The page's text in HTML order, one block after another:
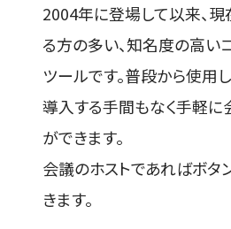
2004年に登場して以来、
る方の多い、知名度の高い
ツールです。普段から使用
導入する手間もなく手軽に
ができます。
会議のホストであればボタ
きます。